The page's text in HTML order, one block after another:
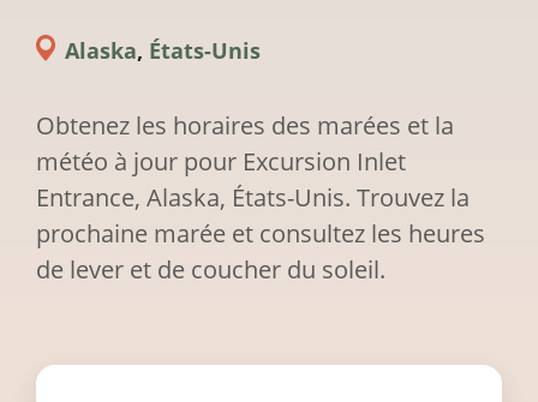
Alaska, États-Unis
Obtenez les horaires des marées et la
météo à jour pour Excursion Inlet
Entrance, Alaska, États-Unis. Trouvez la
prochaine marée et consultez les heures
de lever et de coucher du soleil.